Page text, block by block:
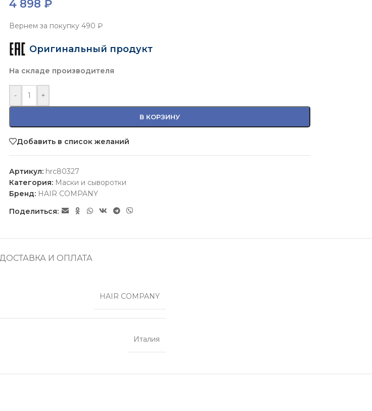
4 898 ₽
Вернем за покупку490 ₽
Оригинальный продукт
На складе производителя
- +
В КОРЗИНУ
Добавить в список желаний
Артикул: hrc80327
Категория: Маски и сыворотки
Бренд: HAIR COMPANY
Поделиться:
И ОПЛАТА
HAIR COMPANY
Италия